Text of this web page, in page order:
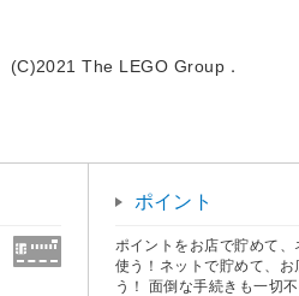
The LEGO Group．
ポイント
ポイントをお店で貯めて、
使う！ネットで貯めて、お
う！ 面倒な手続きも一切